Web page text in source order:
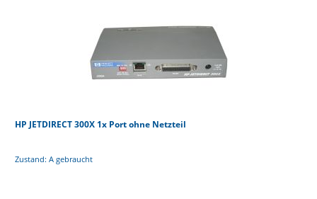
HP JETDIRECT 300X 1x Port ohne Netzteil
Zustand: A gebraucht